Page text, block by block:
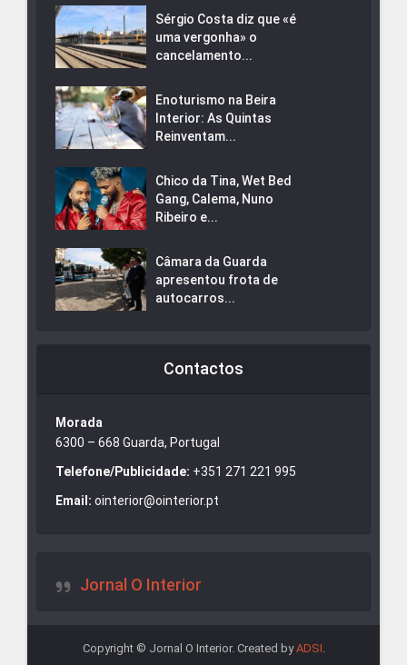
Sérgio Costa diz que «é
uma vergonha» o
cancelamento...
Enoturismo na Beira
Interior: As Quintas
Reinventam...
Chico da Tina, Wet Bed
Gang, Calema, Nuno
Ribeiro e...
Câmara da Guarda
apresentou frota de
autocarros...
Contactos
Morada
6300 – 668 Guarda, Portugal
Telefone/Publicidade: +351 271 221 995
Email: ointerior@ointerior.pt
Jornal O Interior
Copyright © Jornal O Interior. Created byADSI.